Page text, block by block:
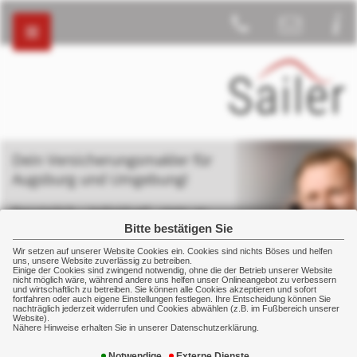
Bitte bestätigen Sie
Wir setzen auf unserer Website Cookies ein. Cookies sind nichts Böses und helfen
uns, unsere Website zuverlässig zu betreiben.
Einige der Cookies sind zwingend notwendig, ohne die der Betrieb unserer Website
nicht möglich wäre, während andere uns helfen unser Onlineangebot zu verbessern
und wirtschaftlich zu betreiben. Sie können alle Cookies akzeptieren und sofort
fortfahren oder auch eigene Einstellungen festlegen. Ihre Entscheidung können Sie
nachträglich jederzeit widerrufen und Cookies abwählen (z.B. im Fußbereich unserer
Website).
Nähere Hinweise erhalten Sie in unserer Datenschutzerklärung.
Dein Versicherungsmakler für
Augsburg und Umgebung!
Persönlich – individuell - stets an
Betriebliche Vorsorge Betriebliche Krankenversicherung
… aus der
Sicht des Arbeitgebers